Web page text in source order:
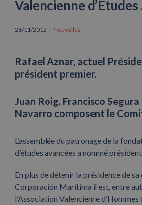
Valencienne d’Etudes
26/11/2012 | Nouvelles
Rafael Aznar, actuel
président premier.
Juan Roig, Francisco
Navarro composent le
L’assemblée du patronage de la
d’études avancées a nommé
En plus de détenir la présidence de
Corporación Marítima il est, entre
l’Association Valencienne d’Hommes